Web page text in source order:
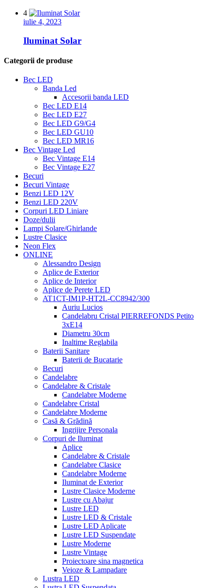
4
iulie 4, 2023
Iluminat Solar
Categorii de produse
Bec LED
Banda Led
Accesorii banda LED
Bec LED E14
Bec LED E27
Bec LED G9/G4
Bec LED GU10
Bec LED MR16
Bec Vintage Led
Bec Vintage E14
Bec Vintage E27
Becuri
Becuri Vintage
Benzi LED 12V
Benzi LED 220V
Corpuri LED Liniare
Doze/dulii
Lampi Solare/Ghirlande
Lustre Clasice
Neon Flex
ONLINE
Alessandro Design
Aplice de Exterior
Aplice de Interior
Aplice de Perete LED
AT1CT-IM1P-HT2L-CC8942/300
Auriu Lucios
Candelabru Cristal PIERREFONDS Petito
3xE14
Diametru 30cm
Inaltime Reglabila
Baterii Sanitare
Baterii de Bucatarie
Becuri
Candelabre
Candelabre & Cristale
Candelabre Moderne
Candelabre Cristal
Candelabre Moderne
Casă & Grădină
Ingrijire Personala
Corpuri de Iluminat
Aplice
Candelabre & Cristale
Candelabre Clasice
Candelabre Moderne
Iluminat de Exterior
Lustre Clasice Moderne
Lustre cu Abajur
Lustre LED
Lustre LED & Cristale
Lustre LED Aplicate
Lustre LED Suspendate
Lustre Moderne
Lustre Vintage
Proiectoare sina magnetica
Veioze & Lampadare
Lustra LED